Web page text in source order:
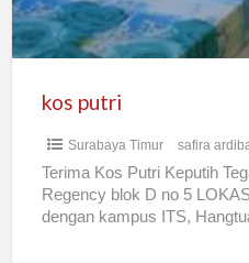
kos putri
Surabaya Timur safira
Terima Kos Putri Keputih
Regency blok D no 5
dengan kampus ITS,